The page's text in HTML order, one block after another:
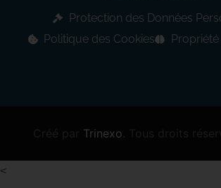
Protection des Données
Politique des Cookies
Trinexo
<